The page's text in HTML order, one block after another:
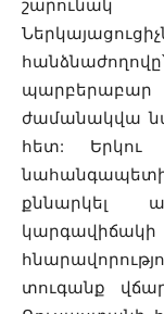
շարունակ
պարբերաբար
ժամանակվա
հետ: Երկու
քննարկել
տուգանք